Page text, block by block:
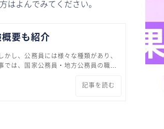
はよんでみてください。
要も紹介
し、公務員には様々な種類があり、
では、国家公務員・地方公務員の職種
ます。それぞれ勤務地や仕事内容が
記事を読む